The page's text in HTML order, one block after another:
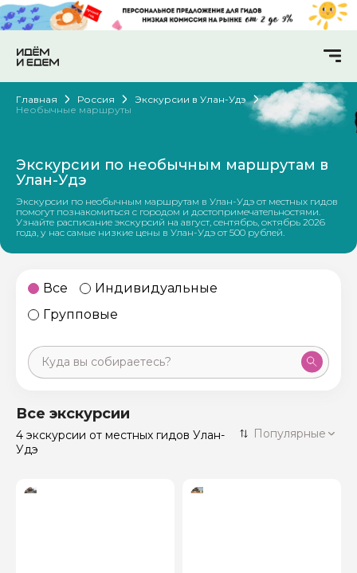
Главная Россия
Экскурсии в Улан-Удэ
Необычные маршруты
Экскурсии по необычным маршрутам в
Улан-Удэ
Экскурсии по необычным маршрутам в Улан-Удэ от местных гидов
помогут познакомиться с городом и достопримечательностями.
Узнайте расписание экскурсий на август, сентябрь, октябрь 2026
года, у нас самые низкие цены в Улан-Удэ от 500 рублей.
Все
Индивидуальные
Групповые
Санкт-Петербург 50 экскурсий
Все экскурсии
4 экскурсии от местных гидов Улан-
Удэ
Популярные